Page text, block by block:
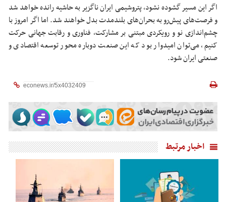
اگر این مسیر گشوده نشود، پتروشیمی ایران ناگزیر به حاشیه رانده خواهد شد
و فرصت‌های پیش‌رو به بحران‌های بلندمدت بدل خواهند شد. اما اگر امروز با
چشم‌اندازی نو و رویکردی مبتنی بر مشارکت، فناوری و رقابت جهانی حرکت
کنیم، می‌توان امیدوار بود که این صنعت دوباره محور توسعه اقتصادی و
صنعتی ایران شود.
اخبار مرتبط